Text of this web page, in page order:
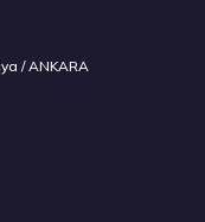
/ ANKARA